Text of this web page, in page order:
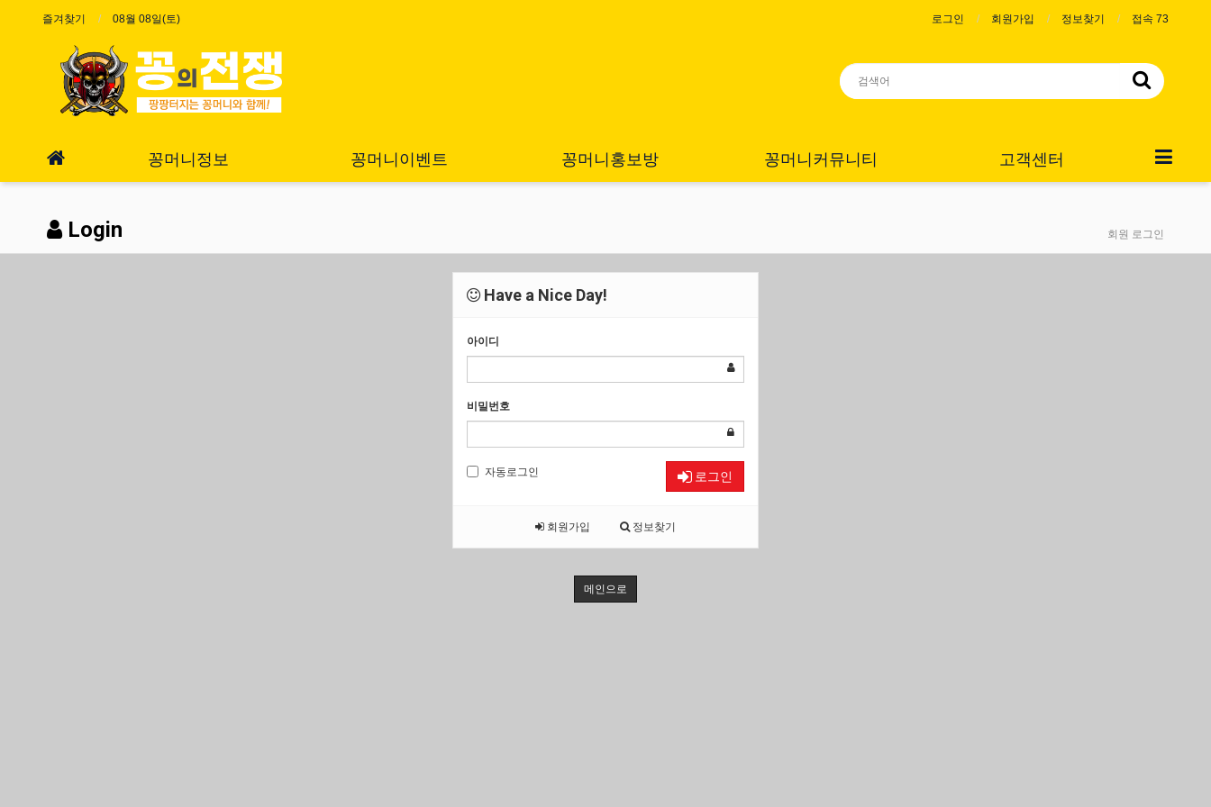
즐겨찾기 08월 08일(토) 로그인 회원가입 정보찾기 접속 73
꽁머니정보 꽁머니이벤트 꽁머니홍보방 꽁머니커뮤니티 고객센터
Login 회원 로그인
Have a Nice Day!
아이디
비밀번호
자동로그인 로그인
회원가입 정보찾기
메인으로